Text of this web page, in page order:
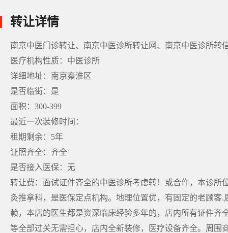
转让详情
南京中医门诊转让、南京中医诊所转让网、南京中医诊所转
医疗机构性质：中医诊所
详细地址：南京秦淮区
是否临街：是
面积：300-399
最近一次装修时间：
租期剩余：5年
证照齐全：齐全
是否接入医保：无
转让费：面试证件齐全的中医诊所考虑转！或合作，本诊所
灸推拿科，是医保定点机构。地理位置优，有固定的老顾
赖，本店的医生都是资深临床经验多年的，店内所有证件
等全部过关无需担心，店内全新装修，医疗设备齐全。周